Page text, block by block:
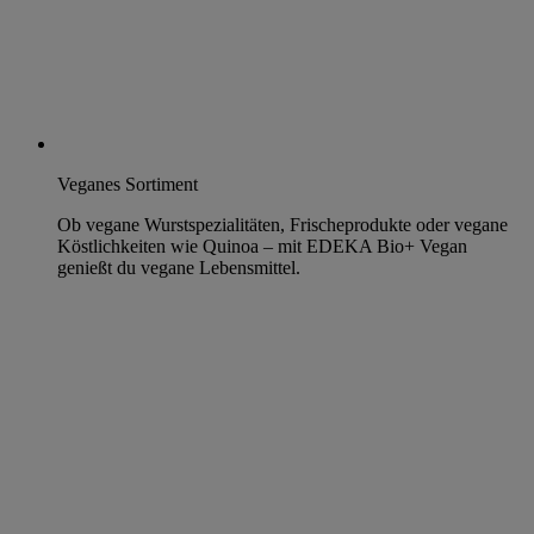
Veganes Sortiment
Ob vegane Wurstspezialitäten, Frischeprodukte oder vegane
Köstlichkeiten wie Quinoa – mit EDEKA Bio+ Vegan
genießt du vegane Lebensmittel.